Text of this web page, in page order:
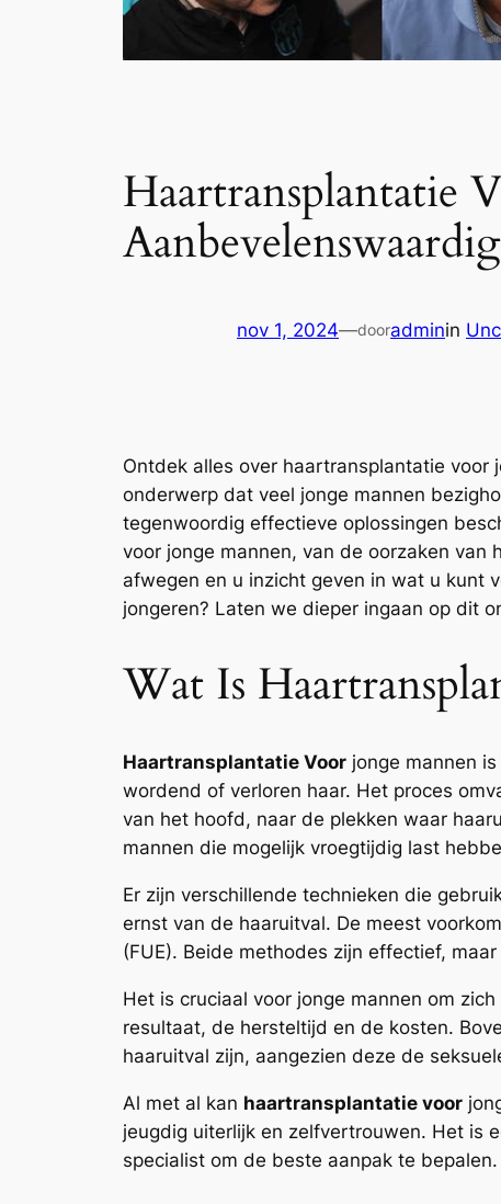
Haartransplantatie
nov 1, 2024—dooradminin
Ontdek alles over haartransplantatie voor
onderwerp dat veel jonge mannen
tegenwoordig effectieve oplossingen
voor jonge mannen, van de oorzaken
afwegen en u inzicht geven in wat u kunt
jongeren? Laten we dieper ingaan op dit
Wat Is
Haartransplantatie Voor jonge mannen
wordend of verloren haar. Het proces
van het hoofd, naar de plekken waar
mannen die mogelijk vroegtijdig last
Er zijn verschillende technieken die
ernst van de haaruitval. De meest
(FUE). Beide methodes zijn effectief,
Het is cruciaal voor jonge mannen om
resultaat, de hersteltijd en de kosten.
haaruitval zijn, aangezien deze de
Al met al kan haartransplantatie voor
jeugdig uiterlijk en zelfvertrouwen. Het is
specialist om de beste aanpak te bepalen.